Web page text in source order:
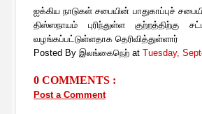
ஐக்கிய நாடுகள் சபையின் பாதுகாப்புச்
திஸ்ஸநாயம் புரிந்துள்ள
வழங்கப்பட்டுள்ளதாக தெரிவித்துள்ளார்
Posted By இலங்கைநெற் at Tuesday,
0 COMMENTS :
Post a Comment